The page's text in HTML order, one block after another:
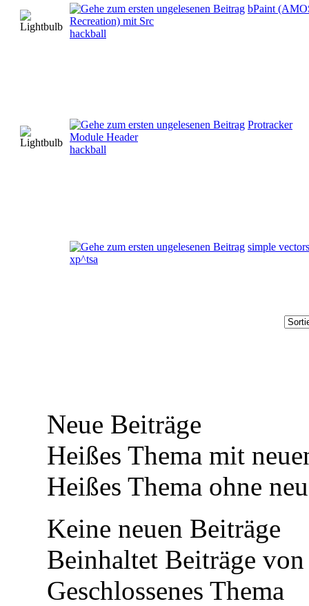
bPaint
Recreation) mit Src
hackball
Protracker
Module Header
hackball
simple
xp^tsa
Neue Beiträge
Heißes Thema mit
Heißes Thema ohne
Keine neuen Beiträge
Beinhaltet Beiträge
Geschlossenes Thema